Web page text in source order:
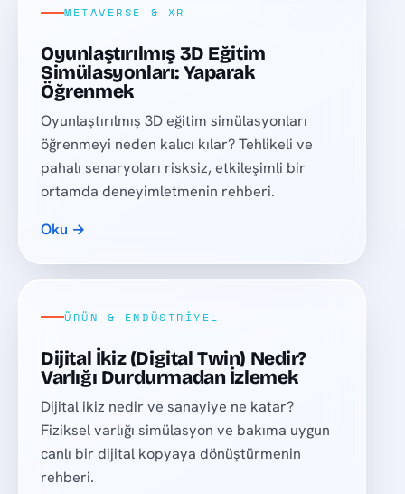
METAVERSE & XR
Oyunlaştırılmış 3D Eğitim
Simülasyonları: Yaparak
Öğrenmek
Oyunlaştırılmış 3D eğitim simülasyonları
öğrenmeyi neden kalıcı kılar? Tehlikeli ve
pahalı senaryoları risksiz, etkileşimli bir
ortamda deneyimletmenin rehberi.
Oku →
ÜRÜN & ENDÜSTRIYEL
Dijital İkiz (Digital Twin) Nedir?
Varlığı Durdurmadan İzlemek
Dijital ikiz nedir ve sanayiye ne katar?
Fiziksel varlığı simülasyon ve bakıma uygun
canlı bir dijital kopyaya dönüştürmenin
rehberi.